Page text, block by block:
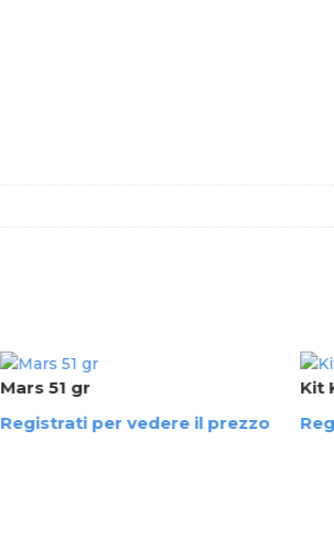
Mars 51 gr
Registrati per vedere il prezzo
Kit